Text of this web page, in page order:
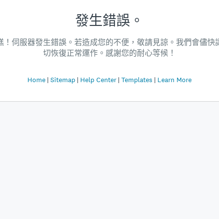
發生錯誤。
！伺服器發生錯誤。若造成您的不便，敬請見諒。我們會儘快
切恢復正常運作。感謝您的耐心等候！
Home Sitemap Help Center Templates Learn More